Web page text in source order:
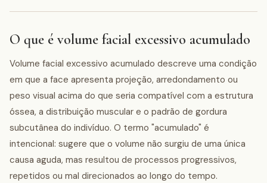
O que é volume facial excessivo acumulado
Volume facial excessivo acumulado descreve uma condição
em que a face apresenta projeção, arredondamento ou
peso visual acima do que seria compatível com a estrutura
óssea, a distribuição muscular e o padrão de gordura
subcutânea do indivíduo. O termo "acumulado" é
intencional: sugere que o volume não surgiu de uma única
causa aguda, mas resultou de processos progressivos,
repetidos ou mal direcionados ao longo do tempo.